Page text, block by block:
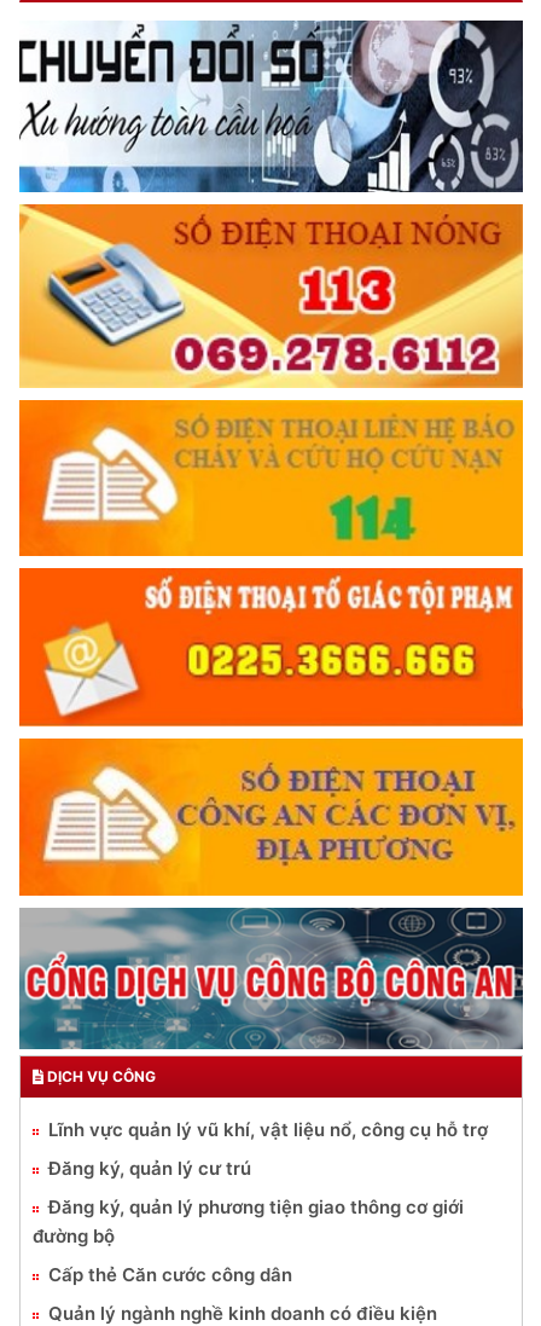
DỊCH VỤ CÔNG
Lĩnh vực quản lý vũ khí, vật liệu nổ, công cụ hỗ trợ
Đăng ký, quản lý cư trú
Đăng ký, quản lý phương tiện giao thông cơ giới
đường bộ
Cấp thẻ Căn cước công dân
Quản lý ngành nghề kinh doanh có điều kiện